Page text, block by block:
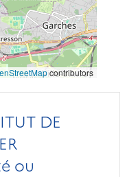
contributors
DE
ou